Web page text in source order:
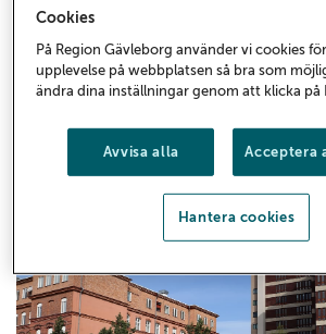
1177
På 1177.se får du råd om hälsa och
sjukdomar och vilka mottagningar du
Cookies
På Region Gävleborg använder vi cookies
upplevelse på webbplatsen så bra som
ändra dina inställningar genom att klicka på
Avvisa alla Acceptera
Hantera cookies